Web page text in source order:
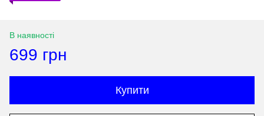
В наявності
699 грн
Купити